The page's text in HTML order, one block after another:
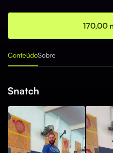
170,00
ConteúdoSobre
Snatch